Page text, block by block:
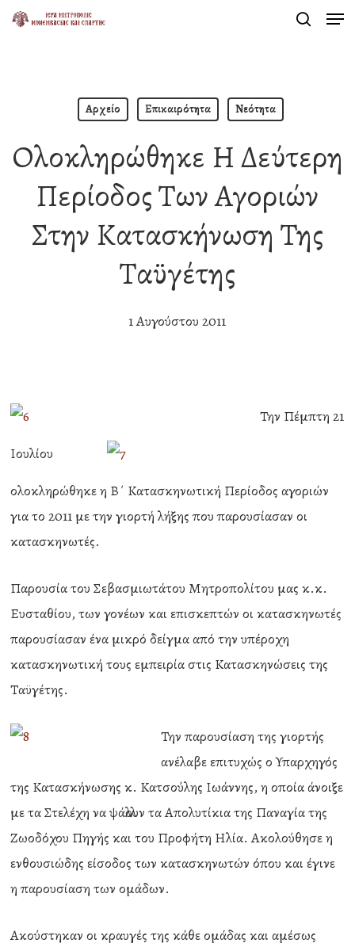
Skip
Αρχείο Επικαιρότητα Νεότητα
Ολοκληρώθηκε Η Δεύτερη
Περίοδος Των Αγοριών
Στην Κατασκήνωση Της
Ταϋγέτης
1 Αυγούστου 2011
Την Πέμπτη 21
Ιουλίου
ολοκληρώθηκε η Β΄ Κατασκηνωτική Περίοδος αγοριών
για το 2011 με την γιορτή λήξης που παρουσίασαν οι
κατασκηνωτές.
Παρουσία του Σεβασμιωτάτου Μητροπολίτου μας κ.κ.
Ευσταθίου, των γονέων και επισκεπτών οι κατασκηνωτές
παρουσίασαν ένα μικρό δείγμα από την υπέροχη
κατασκηνωτική τους εμπειρία στις Κατασκηνώσεις της
Ταϋγέτης.
Την παρουσίαση της γιορτής
ανέλαβε επιτυχώς ο Υπαρχηγός
της Κατασκήνωσης κ. Κατσούλης Ιωάννης, η οποία άνοιξε
με τα Στελέχη να ψάλλουν τα Απολυτίκια της Παναγία της
Ζωοδόχου Πηγής και του Προφήτη Ηλία. Ακολούθησε η
ενθουσιώδης είσοδος των κατασκηνωτών όπου και έγινε
η παρουσίαση των ομάδων.
Ακούστηκαν οι κραυγές της κάθε ομάδας και αμέσως